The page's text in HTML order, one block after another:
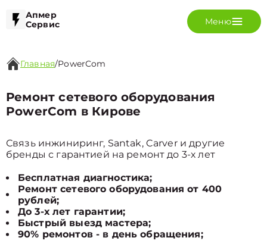
Апмер
Сервис
Меню
Главная/PowerCom
Ремонт сетевого оборудования
PowerCom в Кирове
Связь инжиниринг, Santak, Carver и другие
бренды с гарантией на ремонт до 3-х лет
Бесплатная диагностика;
Ремонт сетевого оборудования от 400
рублей;
До 3-х лет гарантии;
Быстрый выезд мастера;
90% ремонтов - в день обращения;